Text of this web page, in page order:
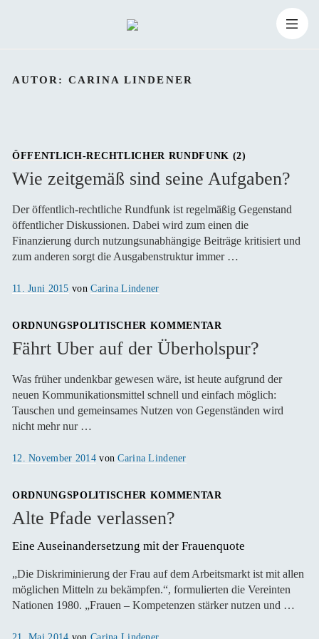
Inhalt
nach:
AUTOR: CARINA LINDENER
ÖFFENTLICH-RECHTLICHER RUNDFUNK (2)
Wie zeitgemäß sind seine Aufgaben?
Der öffentlich-rechtliche Rundfunk ist regelmäßig Gegenstand
öffentlicher Diskussionen. Dabei wird zum einen die
Finanzierung durch nutzungsunabhängige Beiträge kritisiert und
zum anderen sorgt die Ausgabenstruktur immer …
Veröffentlicht
11. Juni 2015 vonCarina Lindener
ORDNUNGSPOLITISCHER KOMMENTAR
Fährt Uber auf der Überholspur?
Was früher undenkbar gewesen wäre, ist heute aufgrund der
neuen Kommunikationsmittel schnell und einfach möglich:
Tauschen und gemeinsames Nutzen von Gegen­ständen wird
nicht mehr nur …
Veröffentlicht
12. November 2014 vonCarina Lindener
ORDNUNGSPOLITISCHER KOMMENTAR
Alte Pfade verlassen?
Eine Auseinandersetzung mit der Frauenquote
„Die Diskriminierung der Frau auf dem Arbeitsmarkt ist mit allen
möglichen Mitteln zu bekämpfen.“, formulierten die Vereinten
Nationen 1980. „Frauen – Kompetenzen stärker nutzen und …
Veröffentlicht